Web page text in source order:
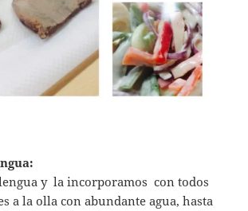
y la incorporamos con todos
a la olla con abundante agua, hasta